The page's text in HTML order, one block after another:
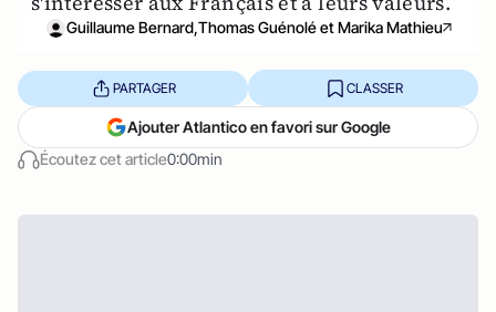
Guillaume Bernard,Thomas Guénolé et Marika Mathieu
Écoutez cet article0:00min
PARTAGER CLASSER
Ajouter Atlantico en favori sur Google